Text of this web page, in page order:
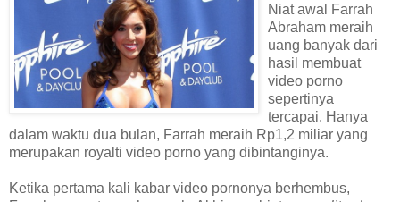
Niat awal Farrah
Abraham meraih
uang banyak dari
hasil membuat
video porno
sepertinya
tercapai. Hanya
dalam waktu dua bulan, Farrah meraih Rp1,2 miliar yang
merupakan royalti video porno yang dibintanginya.
Ketika pertama kali kabar video pornonya berhembus,